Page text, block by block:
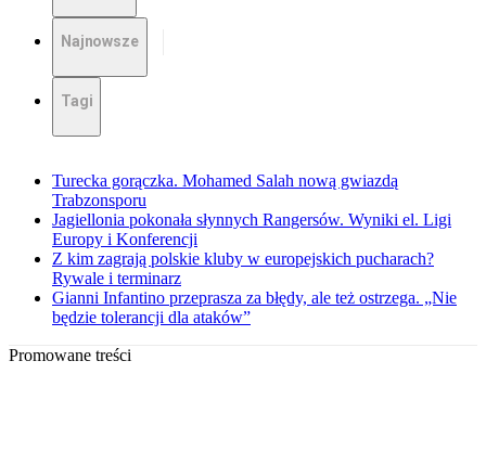
Najnowsze
Tagi
Turecka gorączka. Mohamed Salah nową gwiazdą
Trabzonsporu
Jagiellonia pokonała słynnych Rangersów. Wyniki el. Ligi
Europy i Konferencji
Z kim zagrają polskie kluby w europejskich pucharach?
Rywale i terminarz
Gianni Infantino przeprasza za błędy, ale też ostrzega. „Nie
będzie tolerancji dla ataków”
Promowane treści